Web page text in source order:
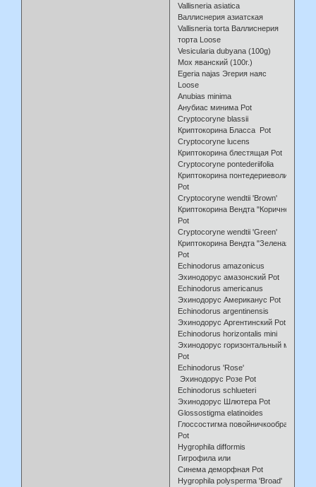
Vallisneria asiatica
Валлиснерия азиатская
Vallisneria torta Валлиснерия
торта Loose
Vesicularia dubyana (100g)
Мох яванский (100г.)
Egeria najas Эгерия наяс
Loose
Anubias minima
Анубиас минима Pot
Cryptocoryne blassii
Криптокорина Бласса Pot
Cryptocoryne lucens
Криптокорина блестящая Pot
Cryptocoryne pontederiifolia
Криптокорина понтедериеволистная
Pot
Cryptocoryne wendtii 'Brown'
Криптокорина Вендта "Коричневая"
Pot
Cryptocoryne wendtii 'Green'
Криптокорина Вендта "Зеленая"
Pot
Echinodorus amazonicus
Эхинодорус амазонский Pot
Echinodorus americanus
Эхинодорус Американус Pot
Echinodorus argentinensis
Эхинодорус Аргентинский Pot
Echinodorus horizontalis mini
Эхинодорус горизонтальный мини
Pot
Echinodorus 'Rose'
Эхинодорус Розе Pot
Echinodorus schlueteri
Эхинодорус Шлютера Pot
Glossostigma elatinoides
Глоссостигма повойничкообразна
Pot
Hygrophila difformis
Гигрофила или
Синема деморфная Pot
Hygrophila polysperma 'Broad'